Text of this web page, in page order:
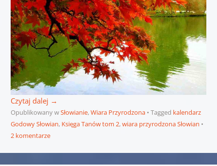
Czytaj dalej →
Opublikowany wSłowianie,Wiara Przyrodzona Tagged kalendarz
Godowy Słowian, Księga Tanów tom 2,wiara przyrodzona Słowian
2 komentarze